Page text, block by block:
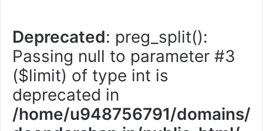
Deprecated: preg_split():
Passing null to parameter #3
($limit) of type int is
deprecated in
/home/u948756791/domains/